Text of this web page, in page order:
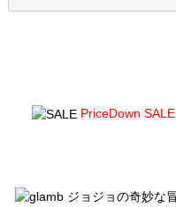
PriceDown SALE